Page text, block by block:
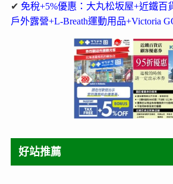
✔ 免稅+5%優惠：大丸松坂屋+近鐵百
戶外露營+L-Breath運動用品+Victoria
好站推薦